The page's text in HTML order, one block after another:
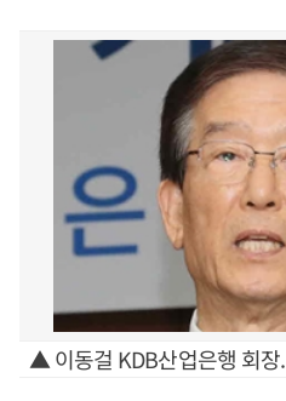
▲ 이동걸 KDB산업은행 회장.